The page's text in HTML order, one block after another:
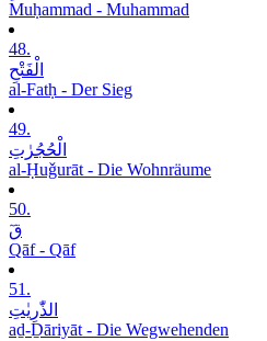
Muḥammad - Muhammad
48.
الْفَتْحِ
al-Fatḥ - Der Sieg
49.
الْحُجُرٰتِ
al-Ḥuǧurāt - Die Wohnräume
50.
قٓ
Qāf - Qāf
51.
الذّٰرِیٰتِ
aḏ-Ḏāriyāt - Die Wegwehenden